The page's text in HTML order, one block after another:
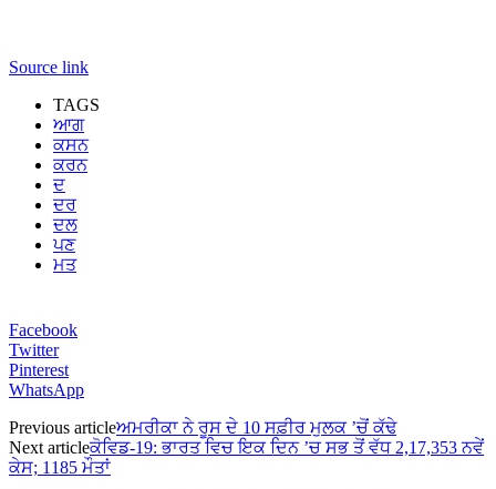
Source link
TAGS
ਆਗ
ਕਸਨ
ਕਰਨ
ਦ
ਦਰ
ਦਲ
ਪਣ
ਮਤ
Facebook
Twitter
Pinterest
WhatsApp
Previous articleਅਮਰੀਕਾ ਨੇ ਰੂਸ ਦੇ 10 ਸਫ਼ੀਰ ਮੁਲਕ ’ਚੋਂ ਕੱਢੇ
Next articleਕੋਵਿਡ-19: ਭਾਰਤ ਵਿਚ ਇਕ ਦਿਨ ’ਚ ਸਭ ਤੋਂ ਵੱਧ 2,17,353 ਨਵੇਂ
ਕੇਸ; 1185 ਮੌਤਾਂ